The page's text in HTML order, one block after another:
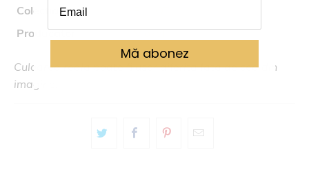
Colectia
Producator
Viokef
Culoarea reala poate fi usor diferita fata de cea din
imagine.
Mă abonez